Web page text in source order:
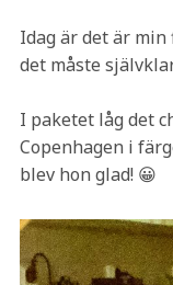
Idag är det är min
det måste
I paketet låg det
Copenhagen i
blev hon glad! 😀